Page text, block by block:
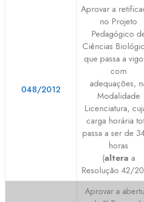
048/2012
Aprovar a
no Projeto
Pedagógico
Ciências
que passa a
com
adequações,
Modalidade
Licenciatura,
carga horária
passa a ser de
horas
(altera a
Resolução 42/
Aprovar a